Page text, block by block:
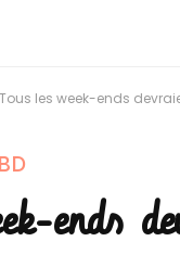
Tous les week-ends
ends